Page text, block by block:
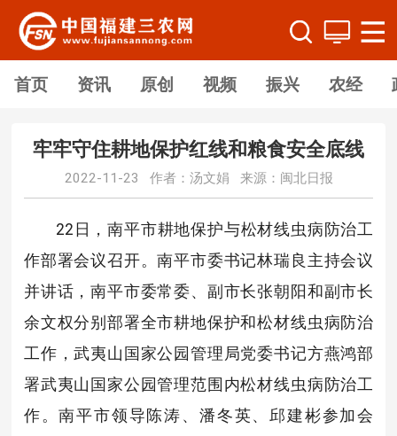
首页 资讯 原创 视频 振兴 农经
牢牢守住耕地保护红线和粮食安全底线
2022-11-23 作者：汤文娟 来源：闽北日报
22日，南平市耕地保护与松材线虫病防治工
作部署会议召开。南平市委书记林瑞良主持会议
并讲话，南平市委常委、副市长张朝阳和副市长
余文权分别部署全市耕地保护和松材线虫病防治
工作，武夷山国家公园管理局党委书记方燕鸿部
署武夷山国家公园管理范围内松材线虫病防治工
作。南平市领导陈涛、潘冬英、邱建彬参加会